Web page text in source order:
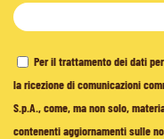
Per il trattamento dei dati
la ricezione di comunicazioni
S.p.A., come, ma non solo,
contenenti aggiornamenti sulle